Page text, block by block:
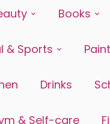
Books
& Sports
Drinks
& Self-care